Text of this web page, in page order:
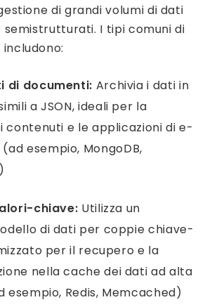
di grandi volumi di dati
I tipi comuni di
includono:
di documenti: Archivia i dati in
a JSON, ideali per la
contenuti e le applicazioni di e-
esempio, MongoDB,
chiave: Utilizza un
di dati per coppie chiave-
per il recupero e la
nella cache dei dati ad alta
esempio, Redis, Memcached)